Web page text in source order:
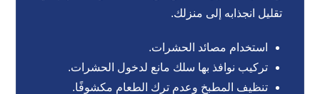
تقليل انجذابه إلى منزلك.
استخدام مصائد الحشرات.
تركيب نوافذ بها سلك مانع لدخول الحشرات.
تنظيف المطبخ وعدم ترك الطعام مكشوفًا.